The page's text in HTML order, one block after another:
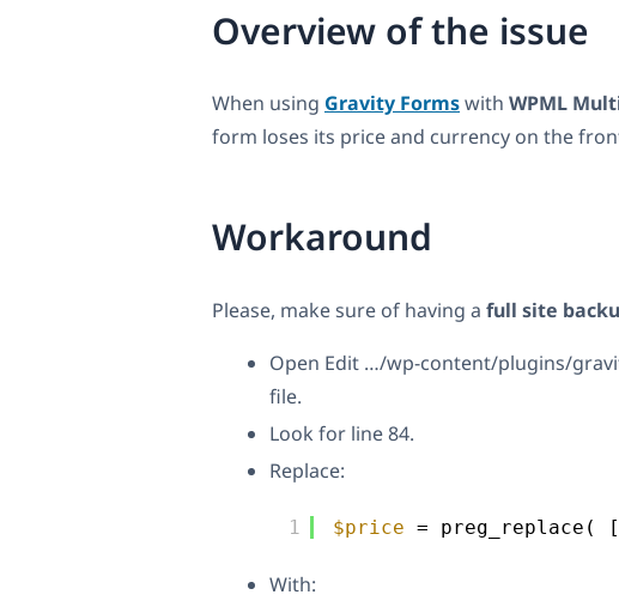
Overview of the issue
When using Gravity Formswith WPML
form loses its price and currency on the
Workaround
Please, make sure of having a full site
Open Edit …/wp-content/plugins/
file.
Look for line 84.
Replace:
1 $price = preg_replace(
With: